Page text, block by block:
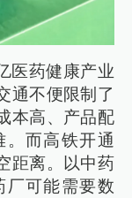
医药健康产业
通不便限制了
本高、产品配
。而高铁开通
距离。以中药
厂可能需要数